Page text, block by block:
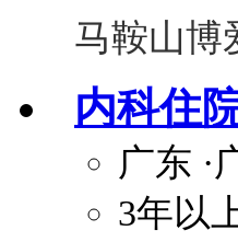
马鞍山博
内科住
广东 ·
3年以